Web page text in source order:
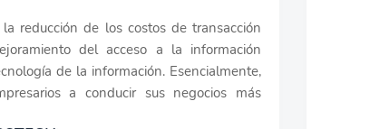
reducción de los costos de transacción
del acceso a la información
de la información. Esencialmente,
a conducir sus negocios más